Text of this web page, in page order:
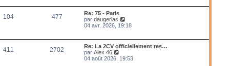
a
g
e
r
g
e
r
m
e
s
s
a
d
e
n
i
r
104 477
Re: 75 - Paris
pardaugerias
o
e
d
e
04 avr. 2026, 19:18
411 2702
Re: La 2CV officiellement res…
parAlex 46
o
04 août 2026, 19:53